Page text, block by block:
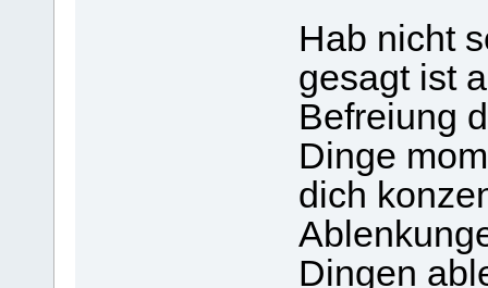
Hab nicht
gesagt ist
Befreiung
Dinge
dich
Dingen